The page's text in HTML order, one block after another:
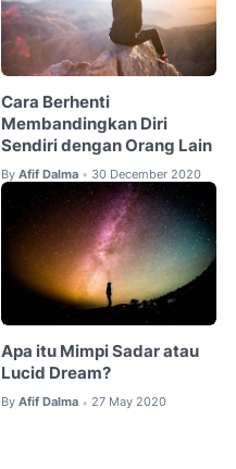
Cara Berhenti
Membandingkan Diri
Sendiri dengan Orang Lain
By Afif Dalma • 30 December 2020
Apa itu Mimpi Sadar atau
Lucid Dream?
By Afif Dalma • 27 May 2020